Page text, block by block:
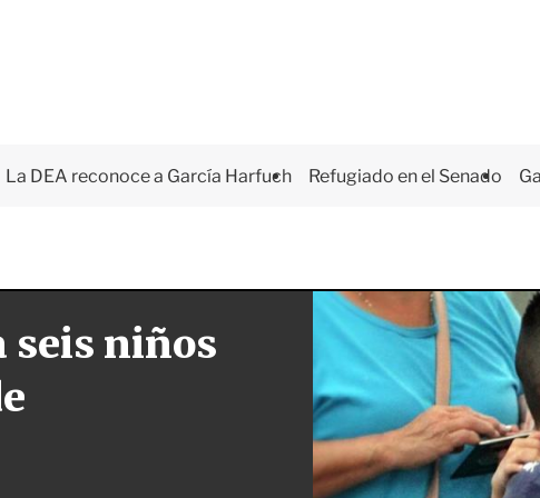
La DEA reconoce a García Harfuch Refugiado en el Senado
seis niños